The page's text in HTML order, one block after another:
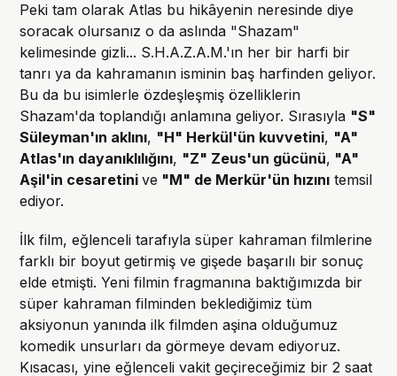
Peki tam olarak Atlas bu hikâyenin neresinde diye
soracak olursanız o da aslında "Shazam"
kelimesinde gizli... S.H.A.Z.A.M.'ın her bir harfi bir
tanrı ya da kahramanın isminin baş harfinden geliyor.
Bu da bu isimlerle özdeşleşmiş özelliklerin
Shazam'da toplandığı anlamına geliyor. Sırasıyla "S"
Süleyman'ın aklını, "H" Herkül'ün kuvvetini, "A"
Atlas'ın dayanıklılığını, "Z" Zeus'un gücünü, "A"
Aşil'in cesaretinive "M" de Merkür'ün hızını temsil
ediyor.
İlk film, eğlenceli tarafıyla süper kahraman filmlerine
farklı bir boyut getirmiş ve gişede başarılı bir sonuç
elde etmişti. Yeni filmin fragmanına baktığımızda bir
süper kahraman filminden beklediğimiz tüm
aksiyonun yanında ilk filmden aşina olduğumuz
komedik unsurları da görmeye devam ediyoruz.
Kısacası, yine eğlenceli vakit geçireceğimiz bir 2 saat